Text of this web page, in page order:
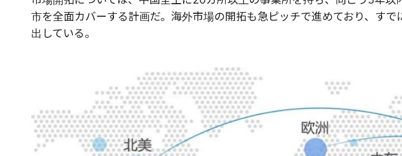
市を全面カバーする計画だ。海外市場の開拓も急ピッチで進めており、す
出している。